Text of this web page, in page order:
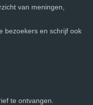
van meningen,
bezoekers en schrijf ook
te ontvangen.